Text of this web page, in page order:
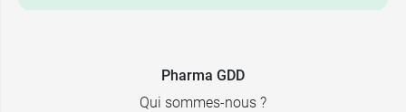
Pharma GDD
Qui sommes-nous ?